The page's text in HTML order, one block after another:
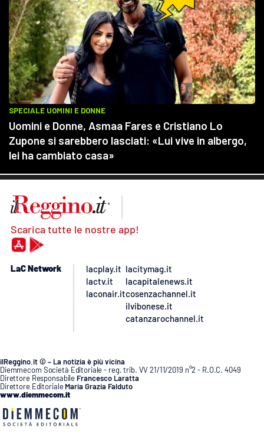
Scarica tutte le nostre app!
LaC Network
lacplay.it
lactv.it
laconair.it
lacitymag.it
lacapitalenews.it
cosenzachannel.it
ilvibonese.it
catanzarochannel.it
ilReggino.it © – La notizia è più vicina
Diemmecom Società Editoriale - reg. trib. VV 21/11/2019 n°2 - R.O.C. 4049
Direttore Responsabile Francesco Laratta
Direttore Editoriale Maria Grazia Falduto
www.diemmecom.it